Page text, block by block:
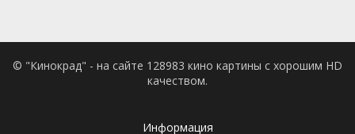
© "Кинокрад" - на сайте 128983 кино картины с хорошим HD
качеством.
Информация